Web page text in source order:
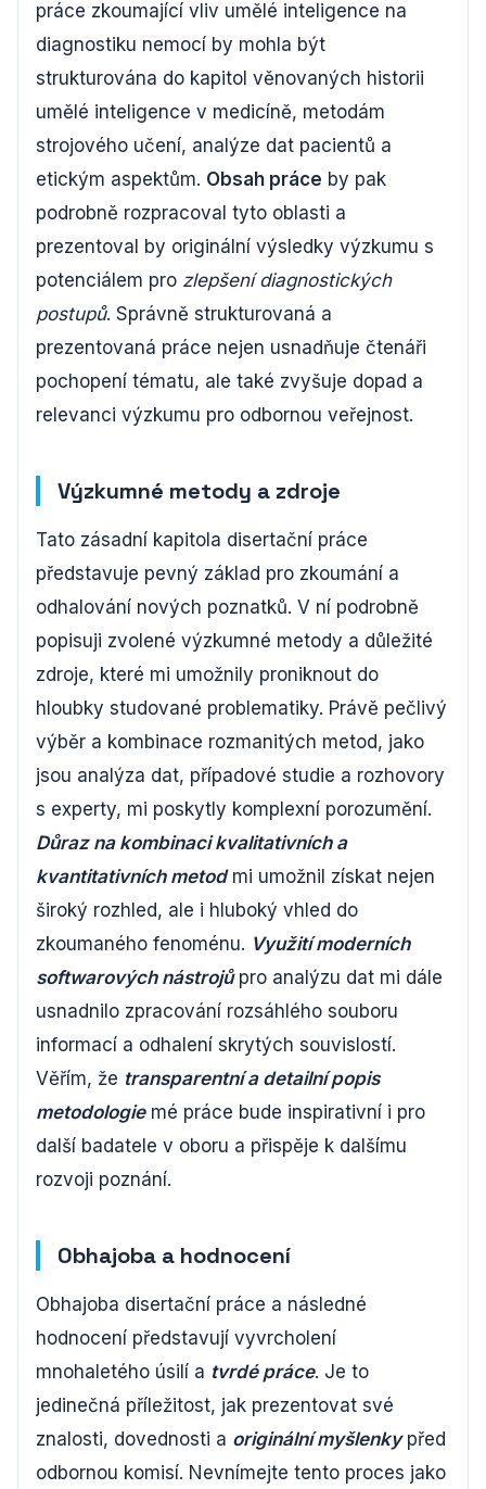
práce zkoumající vliv umělé inteligence na
diagnostiku nemocí by mohla být
strukturována do kapitol věnovaných historii
umělé inteligence v medicíně, metodám
strojového učení, analýze dat pacientů a
etickým aspektům. Obsah práce by pak
podrobně rozpracoval tyto oblasti a
prezentoval by originální výsledky výzkumu s
potenciálem pro zlepšení diagnostických
postupů. Správně strukturovaná a
prezentovaná práce nejen usnadňuje čtenáři
pochopení tématu, ale také zvyšuje dopad a
relevanci výzkumu pro odbornou veřejnost.
Výzkumné metody a zdroje
Tato zásadní kapitola disertační práce
představuje pevný základ pro zkoumání a
odhalování nových poznatků. V ní podrobně
popisuji zvolené výzkumné metody a důležité
zdroje, které mi umožnily proniknout do
hloubky studované problematiky. Právě pečlivý
výběr a kombinace rozmanitých metod, jako
jsou analýza dat, případové studie a rozhovory
s experty, mi poskytly komplexní porozumění.
Důraz na kombinaci kvalitativních a
kvantitativních metodmi umožnil získat nejen
široký rozhled, ale i hluboký vhled do
zkoumaného fenoménu. Využití moderních
softwarových nástrojůpro analýzu dat mi dále
usnadnilo zpracování rozsáhlého souboru
informací a odhalení skrytých souvislostí.
Věřím, že transparentní a detailní popis
metodologiemé práce bude inspirativní i pro
další badatele v oboru a přispěje k dalšímu
rozvoji poznání.
Obhajoba a hodnocení
Obhajoba disertační práce a následné
hodnocení představují vyvrcholení
mnohaletého úsilí a tvrdé práce. Je to
jedinečná příležitost, jak prezentovat své
znalosti, dovednosti a originální myšlenkypřed
odbornou komisí. Nevnímejte tento proces jako